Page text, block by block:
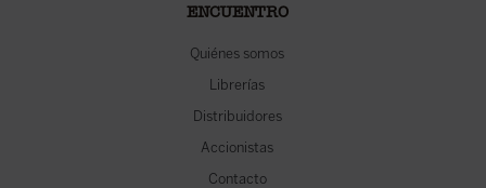
ENCUENTRO
Quiénes somos
Librerías
Distribuidores
Accionistas
Contacto